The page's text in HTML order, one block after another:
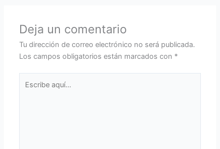
Deja un comentario
Tu dirección de correo electrónico no será publicada.
Los campos obligatorios están marcados con *
aquí...